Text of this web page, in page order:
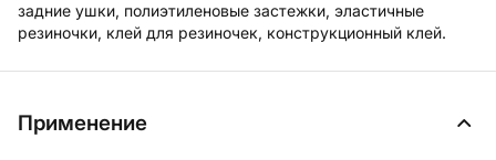
задние ушки, полиэтиленовые застежки, эластичные
резиночки, клей для резиночек, конструкционный клей.
Применение